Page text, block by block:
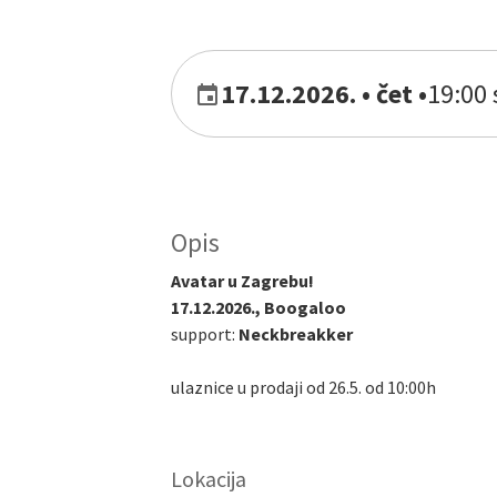
17.12.2026. • čet•19:00
Opis
Avatar u Zagrebu!
17.12.2026., Boogaloo
support: Neckbreakker
ulaznice u prodaji od 26.5. od 10:00h
Lokacija